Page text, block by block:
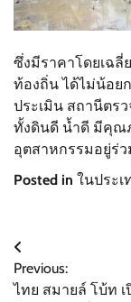
ซึ่งมีราคาโดยเฉลี่
ท้องถิ่น ได้ไม่น้อย
ประเมิน สถานีตร
ทั้งดินดี น้ำดี มีคุณ
อุตสาหกรรมอยู่ร่
Posted in ในประเ
แนะแนว
เรื่อง
Previous:
ไทย สมายล์ โบ้ท เ